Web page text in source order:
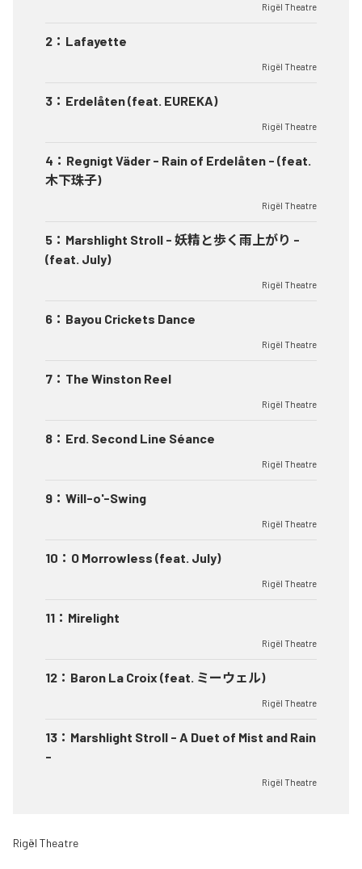
Rigël Theatre
2 ： Lafayette
Rigël Theatre
3 ： Erdelåten (feat. EUREKA)
Rigël Theatre
4 ： Regnigt Väder - Rain of Erdelåten - (feat.
木下珠子)
Rigël Theatre
5 ： Marshlight Stroll - 妖精と歩く雨上がり -
(feat. July)
Rigël Theatre
6 ： Bayou Crickets Dance
Rigël Theatre
7 ： The Winston Reel
Rigël Theatre
8 ： Erd. Second Line Séance
Rigël Theatre
9 ： Will-o'-Swing
Rigël Theatre
10 ： O Morrowless (feat. July)
Rigël Theatre
11 ： Mirelight
Rigël Theatre
12 ： Baron La Croix (feat. ミーウェル)
Rigël Theatre
13 ： Marshlight Stroll - A Duet of Mist and Rain
-
Rigël Theatre
Rigël Theatre